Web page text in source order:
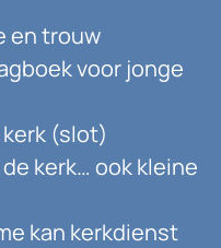
en trouw
voor jonge
kerk (slot)
de kerk… ook kleine
kan kerkdienst